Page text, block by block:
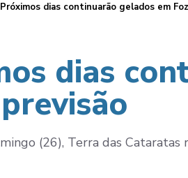
Próximos dias continuarão gelados em
dias
(26), Terra das